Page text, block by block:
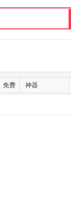
免费 神器